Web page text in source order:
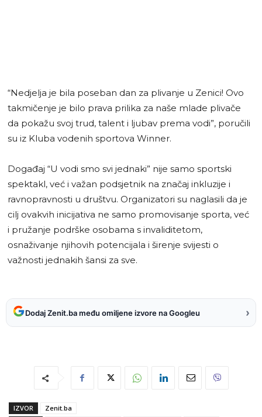
“Nedjelja je bila poseban dan za plivanje u Zenici! Ovo
takmičenje je bilo prava prilika za naše mlade plivače
da pokažu svoj trud, talent i ljubav prema vodi”, poručili
su iz Kluba vodenih sportova Winner.
Događaj “U vodi smo svi jednaki” nije samo sportski
spektakl, već i važan podsjetnik na značaj inkluzije i
ravnopravnosti u društvu. Organizatori su naglasili da je
cilj ovakvih inicijativa ne samo promovisanje sporta, već
i pružanje podrške osobama s invaliditetom,
osnaživanje njihovih potencijala i širenje svijesti o
važnosti jednakih šansi za sve.
Dodaj Zenit.ba među omiljene izvore na Googleu ›
IZVOR
Zenit.ba